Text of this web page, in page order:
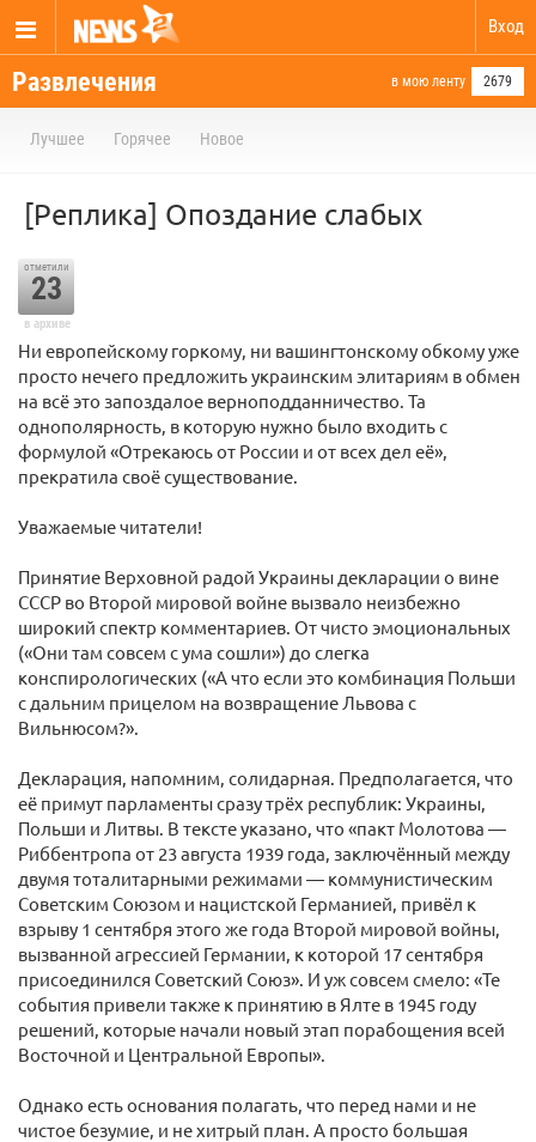
Вход
Развлечения в мою ленту 2679
Лучшее Горячее Новое
[Реплика] Опоздание слабых
отметили
23
в архиве
Ни европейскому горкому, ни вашингтонскому обкому уже
просто нечего предложить украинским элитариям в обмен
на всё это запоздалое верноподданничество. Та
однополярность, в которую нужно было входить с
формулой «Отрекаюсь от России и от всех дел её»,
прекратила своё существование.
Уважаемые читатели!
Принятие Верховной радой Украины декларации о вине
СССР во Второй мировой войне вызвало неизбежно
широкий спектр комментариев. От чисто эмоциональных
(«Они там совсем с ума сошли») до слегка
конспирологических («А что если это комбинация Польши
с дальним прицелом на возвращение Львова с
Вильнюсом?».
Декларация, напомним, солидарная. Предполагается, что
её примут парламенты сразу трёх республик: Украины,
Польши и Литвы. В тексте указано, что «пакт Молотова —
Риббентропа от 23 августа 1939 года, заключённый между
двумя тоталитарными режимами — коммунистическим
Советским Союзом и нацистской Германией, привёл к
взрыву 1 сентября этого же года Второй мировой войны,
вызванной агрессией Германии, к которой 17 сентября
присоединился Советский Союз». И уж совсем смело: «Те
события привели также к принятию в Ялте в 1945 году
решений, которые начали новый этап порабощения всей
Восточной и Центральной Европы».
Однако есть основания полагать, что перед нами и не
чистое безумие, и не хитрый план. А просто большая